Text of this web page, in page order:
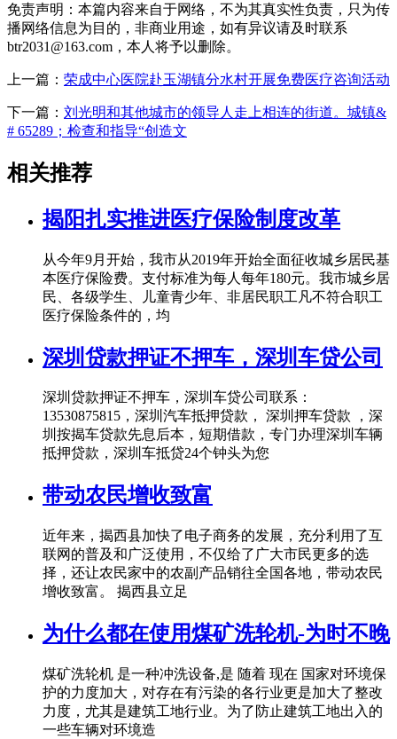
免责声明：本篇内容来自于网络，不为其真实性负责，只为传
播网络信息为目的，非商业用途，如有异议请及时联系
btr2031@163.com，本人将予以删除。
上一篇： 荣成中心医院赴玉湖镇分水村开展免费医疗咨询活动
下一篇： 刘光明和其他城市的领导人走上相连的街道。城镇&
# 65289；检查和指导“创造文
相关推荐
揭阳扎实推进医疗保险制度改革
从今年9月开始，我市从2019年开始全面征收城乡居民基
本医疗保险费。支付标准为每人每年180元。我市城乡居
民、各级学生、儿童青少年、非居民职工凡不符合职工
医疗保险条件的，均
深圳贷款押证不押车，深圳车贷公司
深圳贷款押证不押车，深圳车贷公司联系：
13530875815，深圳汽车抵押贷款， 深圳押车贷款 ，深
圳按揭车贷款先息后本，短期借款，专门办理深圳车辆
抵押贷款，深圳车抵贷24个钟头为您
带动农民增收致富
近年来，揭西县加快了电子商务的发展，充分利用了互
联网的普及和广泛使用，不仅给了广大市民更多的选
择，还让农民家中的农副产品销往全国各地，带动农民
增收致富。 揭西县立足
为什么都在使用煤矿洗轮机-为时不晚
煤矿洗轮机 是一种冲洗设备,是 随着 现在 国家对环境保
护的力度加大，对存在有污染的各行业更是加大了整改
力度，尤其是建筑工地行业。为了防止建筑工地出入的
一些车辆对环境造